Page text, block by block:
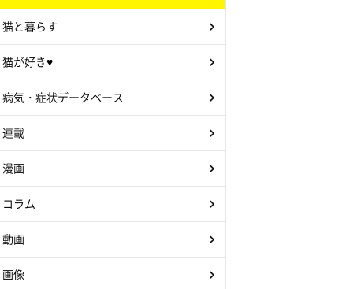
猫と暮らす
猫が好き♥
病気・症状データベース
連載
漫画
コラム
動画
画像